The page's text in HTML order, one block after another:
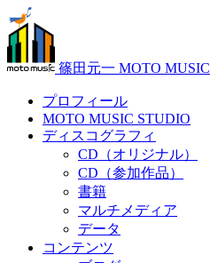
篠田元一 MOTO MUSIC
プロフィール
MOTO MUSIC STUDIO
ディスコグラフィ
CD（オリジナル）
CD（参加作品）
書籍
マルチメディア
データ
コンテンツ